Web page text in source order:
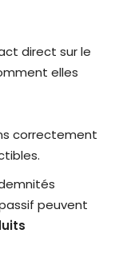
direct sur le
elles
correctement
peuvent